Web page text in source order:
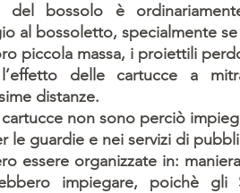
del bossolo è
al bossoletto, specialmente
piccola massa, i proiettili
delle cartucce a
distanze.
non sono perciò
le guardie e nei servizi di
essere organizzate in:
impiegare, poichè gli